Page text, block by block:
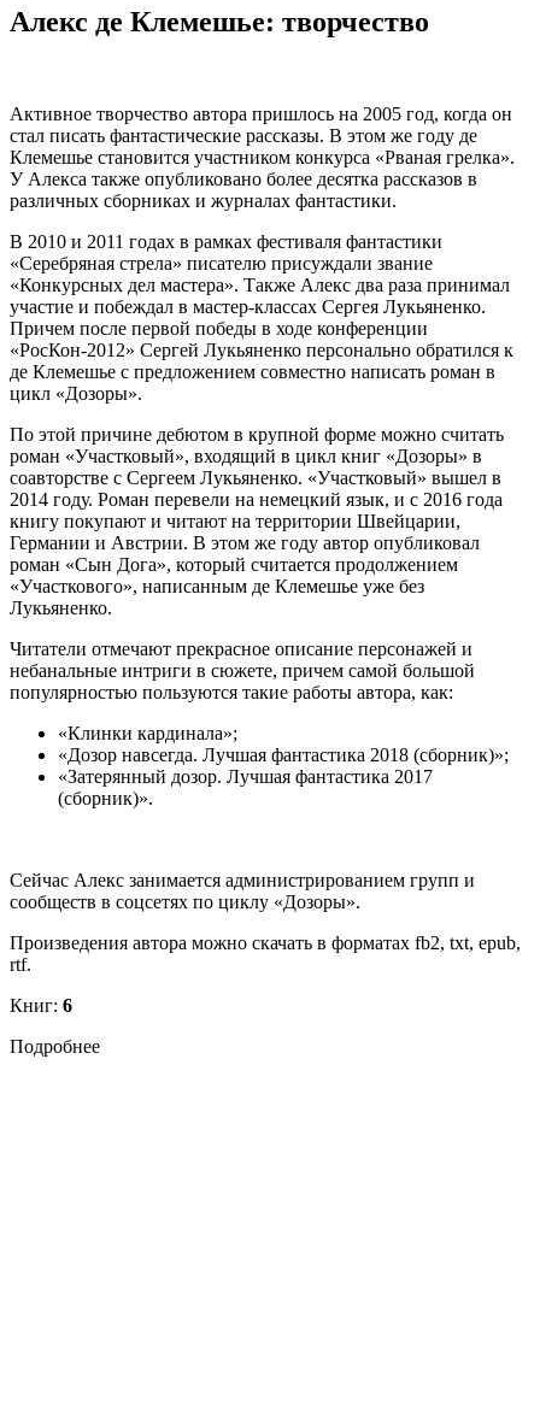
Алекс де Клемешье: творчество
Активное творчество автора пришлось на 2005 год, когда он
стал писать фантастические рассказы. В этом же году де
Клемешье становится участником конкурса «Рваная грелка».
У Алекса также опубликовано более десятка рассказов в
различных сборниках и журналах фантастики.
В 2010 и 2011 годах в рамках фестиваля фантастики
«Серебряная стрела» писателю присуждали звание
«Конкурсных дел мастера». Также Алекс два раза принимал
участие и побеждал в мастер-классах Сергея Лукьяненко.
Причем после первой победы в ходе конференции
«РосКон-2012» Сергей Лукьяненко персонально обратился к
де Клемешье с предложением совместно написать роман в
цикл «Дозоры».
По этой причине дебютом в крупной форме можно считать
роман «Участковый», входящий в цикл книг «Дозоры» в
соавторстве с Сергеем Лукьяненко. «Участковый» вышел в
2014 году. Роман перевели на немецкий язык, и с 2016 года
книгу покупают и читают на территории Швейцарии,
Германии и Австрии. В этом же году автор опубликовал
роман «Сын Дога», который считается продолжением
«Участкового», написанным де Клемешье уже без
Лукьяненко.
Читатели отмечают прекрасное описание персонажей и
небанальные интриги в сюжете, причем самой большой
популярностью пользуются такие работы автора, как:
«Клинки кардинала»;
«Дозор навсегда. Лучшая фантастика 2018 (сборник)»;
«Затерянный дозор. Лучшая фантастика 2017
(сборник)».
Сейчас Алекс занимается администрированием групп и
сообществ в соцсетях по циклу «Дозоры».
Произведения автора можно скачать в форматах fb2, txt, epub,
rtf.
Книг: 6
Подробнее